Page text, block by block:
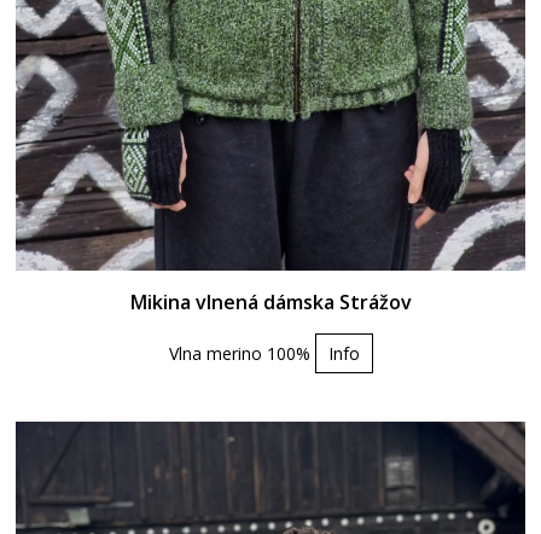
Mikina vlnená dámska Strážov
Vlna merino 100% Info